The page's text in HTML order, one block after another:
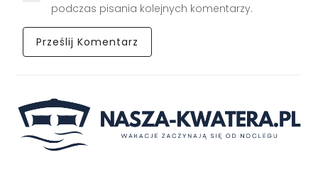
podczas pisania kolejnych komentarzy.